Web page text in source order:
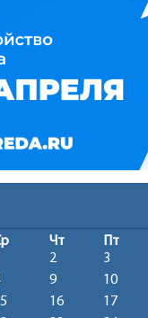
Чт Пт
2 3
9 10
16 17